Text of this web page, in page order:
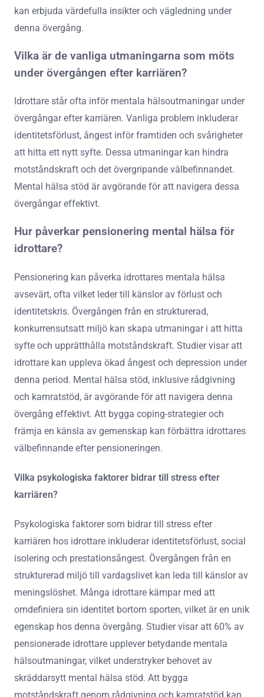
kan erbjuda värdefulla insikter och vägledning under
denna övergång.
Vilka är de vanliga utmaningarna som möts
under övergången efter karriären?
Idrottare står ofta inför mentala hälsoutmaningar under
övergångar efter karriären. Vanliga problem inkluderar
identitetsförlust, ångest inför framtiden och svårigheter
att hitta ett nytt syfte. Dessa utmaningar kan hindra
motståndskraft och det övergripande välbefinnandet.
Mental hälsa stöd är avgörande för att navigera dessa
övergångar effektivt.
Hur påverkar pensionering mental hälsa för
idrottare?
Pensionering kan påverka idrottares mentala hälsa
avsevärt, ofta vilket leder till känslor av förlust och
identitetskris. Övergången från en strukturerad,
konkurrensutsatt miljö kan skapa utmaningar i att hitta
syfte och upprätthålla motståndskraft. Studier visar att
idrottare kan uppleva ökad ångest och depression under
denna period. Mental hälsa stöd, inklusive rådgivning
och kamratstöd, är avgörande för att navigera denna
övergång effektivt. Att bygga coping-strategier och
främja en känsla av gemenskap kan förbättra idrottares
välbefinnande efter pensioneringen.
Vilka psykologiska faktorer bidrar till stress efter
karriären?
Psykologiska faktorer som bidrar till stress efter
karriären hos idrottare inkluderar identitetsförlust, social
isolering och prestationsångest. Övergången från en
strukturerad miljö till vardagslivet kan leda till känslor av
meningslöshet. Många idrottare kämpar med att
omdefiniera sin identitet bortom sporten, vilket är en unik
egenskap hos denna övergång. Studier visar att 60% av
pensionerade idrottare upplever betydande mentala
hälsoutmaningar, vilket understryker behovet av
skräddarsytt mental hälsa stöd. Att bygga